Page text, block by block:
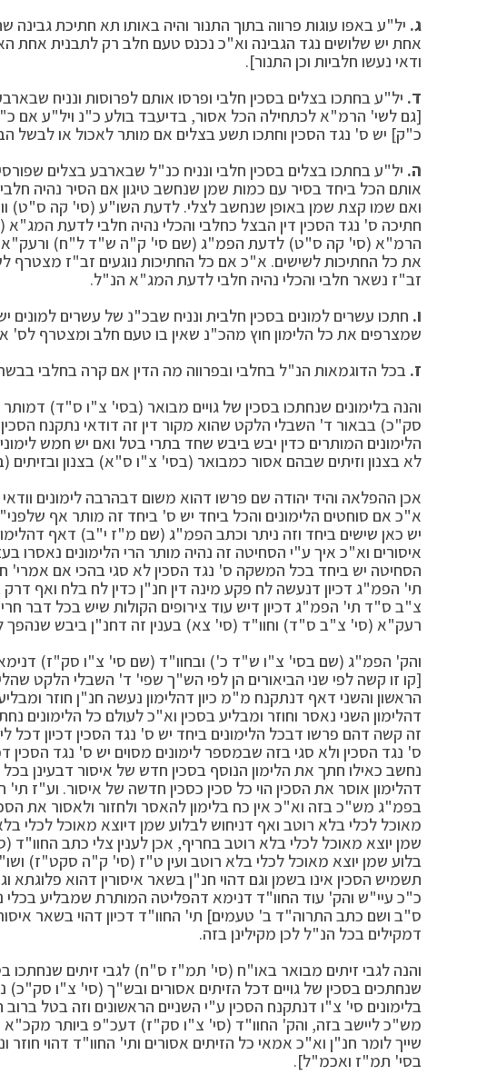
ג. יל"ע באפו עוגות פרווה בתוך התנור והיה באותו תא חתיכת
אחת יש שלושים נגד הגבינה וא"כ נכנס טעם חלב רק לתבנית אחת
ודאי נעשו חלביות וכן התנור].
ד. יל"ע בחתכו בצלים בסכין חלבי ופרסו אותם לפרוסות ונניח
[גם לשי' הרמ"א לכתחילה הכל אסור, בדיעבד בולע כ"נ ויל"ע אם
כ"ק] יש ס' נגד הסכין וחתכו תשע בצלים אם מותר לאכול או לבשל
ה. יל"ע בחתכו בצלים בסכין חלבי ונניח כנ"ל שבארבע בצלים
אותם הכל ביחד בסיר עם כמות שמן שנחשב טיגון אם הסיר נהיה
ואם שמו קצת שמן באופן שנחשב לצלי. לדעת השו"ע (סי' קה ס"ט)
חתיכה ס' נגד הסכין דין הבצל כחלבי והכלי נהיה חלבי לדעת
הרמ"א (סי' קה ס"ט) לדעת הפמ"ג (שם סי' ק"ה ש"ד ל"ח) ורעק"א
את כל החתיכות לשישים. א"כ אם כל החתיכות נוגעים זב"ז מצטרף
זב"ז נשאר חלבי והכלי נהיה חלבי לדעת המג"א הנ"ל.
ו. חתכו עשרים למונים בסכין חלבית ונניח שבכ"נ של עשרים למונים
שמצרפים את כל הלימון חוץ מהכ"נ שאין בו טעם חלב ומצטרף
ז. בכל הדוגמאות הנ"ל בחלבי ובפרווה מה הדין אם קרה בחלבי
והנה בלימונים שנחתכו בסכין של גויים מבואר (בסי' צ"ו ס"ד)
סק"כ) בבאור ד' השבלי הלקט שהוא מקור דין זה דודאי נתקנח הסכין
הלימונים המותרים כדין יבש ביבש שחד בתרי בטל ואם יש חמש
לא בצנון וזיתים שבהם אסור כמבואר (בסי' צ"ו ס"א) בצנון
אכן ההפלאה והיד יהודה שם פרשו דהוא משום דבהרבה לימונים
א"כ אם סוחטים הלימונים והכל ביחד יש ס' ביחד זה מותר אף
יש כאן שישים ביחד וזה ניתר וכתב הפמ"ג (שם מ"ז י"ב) דאף
איסורים וא"כ איך ע"י הסחיטה זה נהיה מותר הרי הלימונים נאסרו
הסחיטה יש ביחד בכל המשקה ס' נגד הסכין לא סגי בהכי אם אמרי'
תי' הפמ"ג דכיון דנעשה לח פקע מינה דין חנ"ן כדין לח בלח ואף
צ"ב ס"ד תי' הפמ"ג דכיון דיש עוד צירופים הקולות שיש בכל דבר
רעק"א (סי' צ"ב ס"ד) וחוו"ד (סי' צא) בענין זה דחנ"ן ביבש שנהפך
והק' הפמ"ג (שם בסי' צ"ו ש"ד כ') ובחוו"ד (שם סי' צ"ו סק"ז) דנימא
[קו זו קשה לפי שני הביאורים הן לפי הש"ך שפי' ד' השבלי הלקט
הראשון והשני דאף דנתקנח מ"מ כיון דהלימון נעשה חנ"ן חוזר
דהלימון השני נאסר וחוזר ומבליע בסכין וא"כ לעולם כל הלימונים
זה קשה דהם פרשו דבכל הלימונים ביחד יש ס' נגד הסכין דכיון דכל
ס' נגד הסכין ולא סגי בזה שבמספר לימונים מסוים יש ס' נגד הסכין
נחשב כאילו חתך את הלימון הנוסף בסכין חדש של איסור דבעינן
דהלימון אוסר את הסכין הוי כל סכין כסכין חדשה של איסור. וע"ז
בפמ"ג מש"כ בזה וא"כ אין כח בלימון להאסר ולחזור ולאסור את
מאוכל לכלי בלא רוטב ואף דניחוש לבלוע שמן דיוצא מאוכל לכלי
שמן יוצא מאוכל לכלי בלא רוטב בחריף, אכן לענין צלי כתב
בלוע שמן יוצא מאוכל לכלי בלא רוטב ועין ט"ז (סי' ק"ה סקט"ז)
תשמיש הסכין אינו בשמן וגם דהוי חנ"ן בשאר איסורין דהוא
כ"כ עיי"ש והק' עוד החוו"ד דנימא דהפליטה המותרת שמבליע
ס"ב ושם כתב התרוה"ד ב' טעמים] תי' החוו"ד דכיון דהוי בשאר
דמקילים בכל הנ"ל לכן מקילינן בזה.
והנה לגבי זיתים מבואר באו"ח (סי' תמ"ז ס"ח) לגבי זיתים שנחתכו
שנחתכים בסכין של גויים דכל הזיתים אסורים ובש"ך (סי' צ"ו
בלימונים סי' צ"ו דנתקנח הסכין ע"י השניים הראשונים וזה בטל
מש"כ ליישב בזה, והק' החוו"ד (סי' צ"ו סק"ז) דעכ"פ ביותר מקכ"א
שייך לומר חנ"ן וא"כ אמאי כל הזיתים אסורים ותי' החוו"ד דהוי חוזר
בסי' תמ"ז ואכמ"ל].